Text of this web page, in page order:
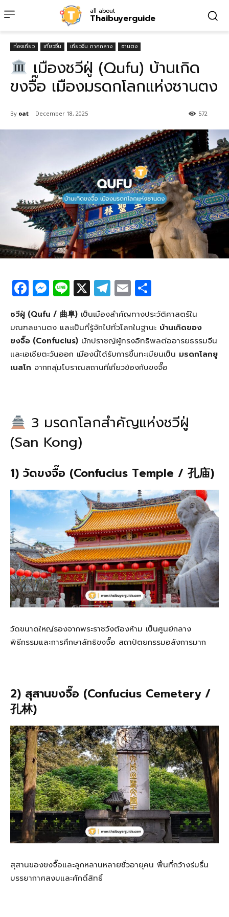
all about
Thaibuyerguide
ท่องเที่ยว เที่ยวจีน เที่ยวจีน ภาคกลาง ซานตง
เมืองชวีฝู่ (Qufu) บ้านเกิด
ขงจื๊อ เมืองมรดกโลกแห่งซานตง
By oat December 18, 2025 572
F
a
c
e
b
o
M
e
ss
e
n
g
Li
n
e
X T
el
e
g
ra
m
E
m
ail
h
ar
e
ชวีฝู่ (Qufu / 曲阜) เป็นเมืองสำคัญทางประวัติศาสตร์ใน
มณฑลซานตง และเป็นที่รู้จักไปทั่วโลกในฐานะ บ้านเกิดของ
ขงจื๊อ (Confucius) นักปราชญ์ผู้ทรงอิทธิพลต่ออารยธรรมจีน
และเอเชียตะวันออก เมืองนี้ได้รับการขึ้นทะเบียนเป็น มรดกโลกยู
เนสโก จากกลุ่มโบราณสถานที่เกี่ยวข้องกับขงจื๊อ
3 มรดกโลกสำคัญแห่งชวีฝู่
(San Kong)
1) วัดขงจื๊อ (Confucius Temple / 孔庙)
วัดขนาดใหญ่รองจากพระราชวังต้องห้าม เป็นศูนย์กลาง
พิธีกรรมและการศึกษาลัทธิขงจื๊อ สถาปัตยกรรมอลังการมาก
2) สุสานขงจื๊อ (Confucius Cemetery /
孔林)
สุสานของขงจื๊อและลูกหลานหลายชั่วอายุคน พื้นที่กว้างร่มรื่น
บรรยากาศสงบและศักดิ์สิทธิ์